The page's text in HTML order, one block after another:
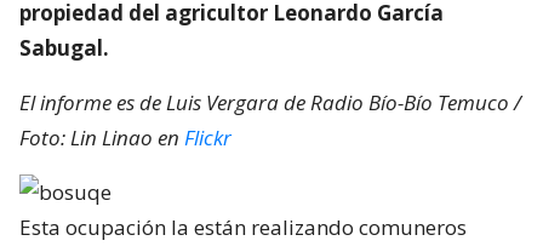
propiedad del agricultor Leonardo García
Sabugal.
El informe es de Luis Vergara de Radio Bío-Bío Temuco /
Foto: Lin Linao en Flickr
Esta ocupación la están realizando comuneros